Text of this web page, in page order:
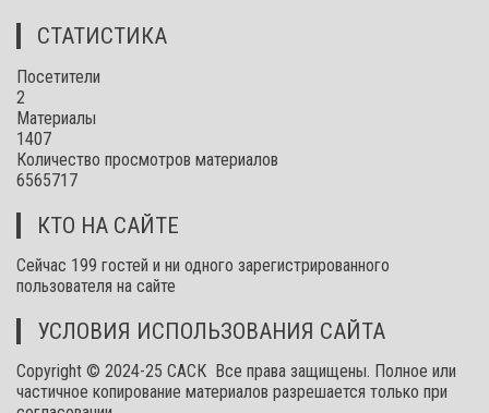
СТАТИСТИКА
Посетители
2
Материалы
1407
Количество просмотров материалов
6565717
КТО НА САЙТЕ
Сейчас 199 гостей и ни одного зарегистрированного
пользователя на сайте
УСЛОВИЯ ИСПОЛЬЗОВАНИЯ САЙТА
Copyright © 2024-25 САСК Все права защищены. Полное или
частичное копирование материалов разрешается только при